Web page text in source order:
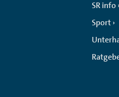
SR info
Sport